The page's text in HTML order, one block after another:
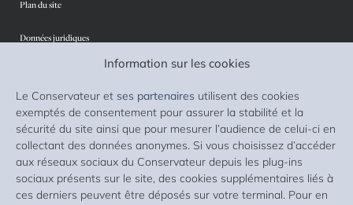
Information sur les cookies
Le Conservateur et ses partenaires utilisent des cookies
exemptés de consentement pour assurer la stabilité et la
sécurité du site ainsi que pour mesurer l’audience de celui-ci en
collectant des données anonymes. Si vous choisissez d’accéder
aux réseaux sociaux du Conservateur depuis les plug-ins
sociaux présents sur le site, des cookies supplémentaires liés à
ces derniers peuvent être déposés sur votre terminal. Pour en
Plan du site
Données juridiques
Protection des données personnelles
Sécurité
Cookies
Accessibilité : non conforme
Liste des supports d’investissement